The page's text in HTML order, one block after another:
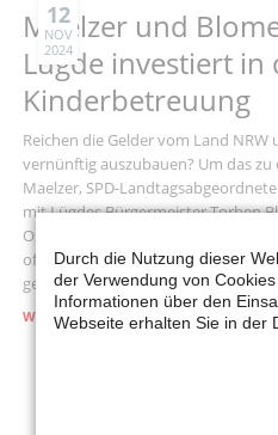
FÜR
MODERNE
ABWASSERSYSTEME
ERHALTEN
12
NOV
2024
Maelzer und
Lügde investiert in
Kinderbetreuung
Reichen die Gelder vom Land
vernünftig auszubauen? Um das
Maelzer, SPD-
mit Lügdes Bürgermeister Torben
Osterräder soll es demnächst
offenen Ganztagsschule (OGS)
geringen Maße unterstützt vom
WEITERLESEN … MAELZER
Durch die Nutzung dieser
der Verwendung von
Informationen über den
Webseite erhalten Sie in der